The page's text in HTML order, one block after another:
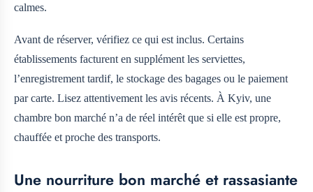
calmes.
Avant de réserver, vérifiez ce qui est inclus. Certains
établissements facturent en supplément les serviettes,
l’enregistrement tardif, le stockage des bagages ou le paiement
par carte. Lisez attentivement les avis récents. À Kyiv, une
chambre bon marché n’a de réel intérêt que si elle est propre,
chauffée et proche des transports.
Une nourriture bon marché et rassasiante